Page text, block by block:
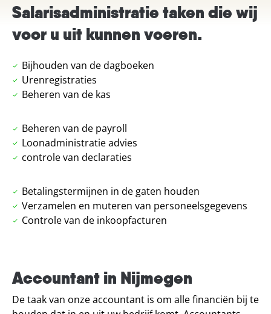
Salarisadministratie taken die wij
voor u uit kunnen voeren.
Bijhouden van de dagboeken
Urenregistraties
Beheren van de kas
Beheren van de payroll
Loonadministratie advies
controle van declaraties
Betalingstermijnen in de gaten houden
Verzamelen en muteren van personeelsgegevens
Controle van de inkoopfacturen
Accountant in Nijmegen
De taak van onze accountant is om alle financiën bij te